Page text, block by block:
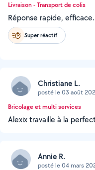
Livraison - Transport de colis
Réponse rapide, efficace.
Super réactif
Christiane L.
posté le 03 août
Bricolage et multi services
Alexix travaille à la
Annie R.
posté le 04 mars